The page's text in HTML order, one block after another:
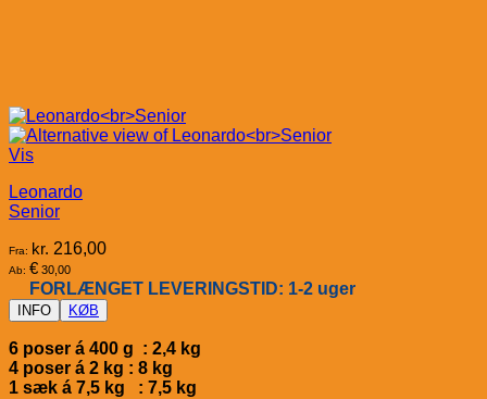
Vis
Leonardo
Senior
Fra: kr. 216,00
Ab: € 30,00
FORLÆNGET LEVERINGSTID: 1-2 uger
INFO KØB
6 poser á 400 g : 2,4 kg
4 poser á 2 kg : 8 kg
1 sæk á 7,5 kg : 7,5 kg